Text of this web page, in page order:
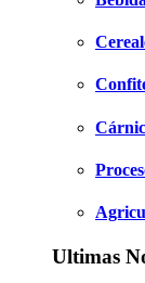
Ultimas